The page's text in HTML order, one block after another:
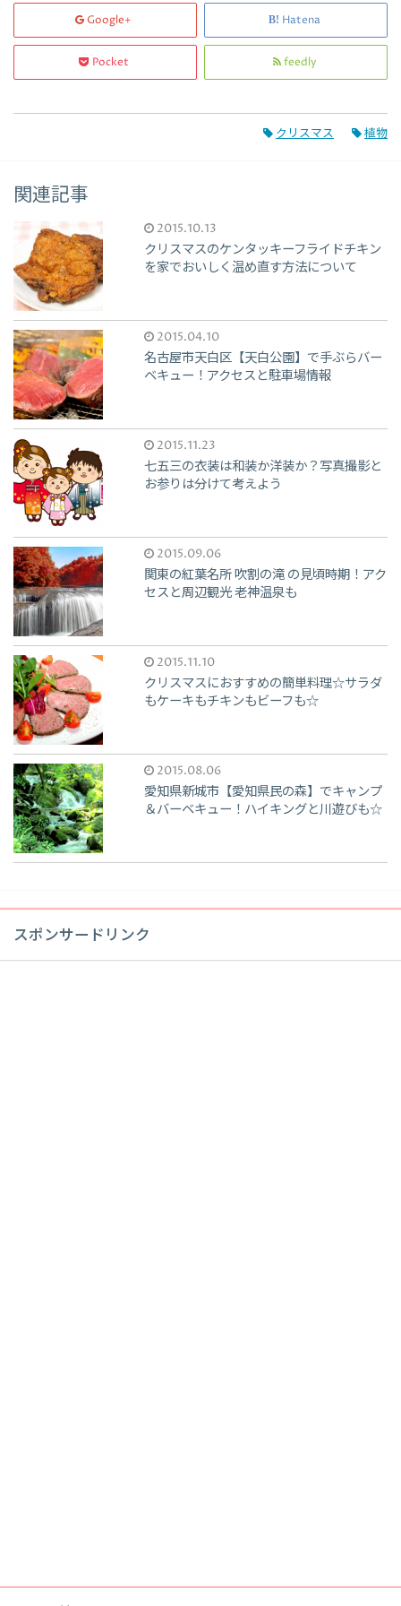
Google+ Hatena
Pocket feedly
クリスマス 植物
関連記事
2015.10.13
クリスマスのケンタッキーフライドチキン
を家でおいしく温め直す方法について
2015.04.10
名古屋市天白区【天白公園】で手ぶらバー
ベキュー！アクセスと駐車場情報
2015.11.23
七五三の衣装は和装か洋装か？写真撮影と
お参りは分けて考えよう
2015.09.06
関東の紅葉名所 吹割の滝 の見頃時期！アク
セスと周辺観光 老神温泉も
2015.11.10
クリスマスにおすすめの簡単料理☆サラダ
もケーキもチキンもビーフも☆
2015.08.06
愛知県新城市【愛知県民の森】でキャンプ
＆バーベキュー！ハイキングと川遊びも☆
スポンサードリンク